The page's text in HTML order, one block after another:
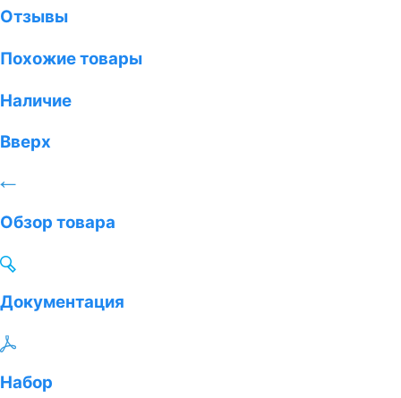
Отзывы
Похожие товары
Наличие
Вверх
Обзор товара
Документация
Набор